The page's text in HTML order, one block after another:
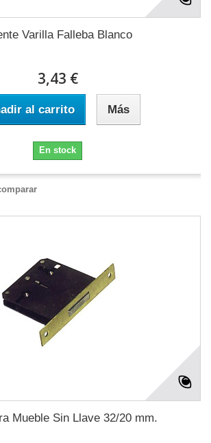
Varilla Falleba Blanco
3,43 €
al carrito Más
En stock
Mueble Sin Llave 32/20 mm.